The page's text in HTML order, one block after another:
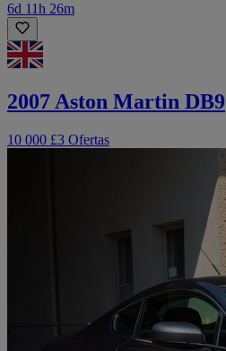
6d 11h 26m
2007 Aston Martin DB9
10 000 £3 Ofertas